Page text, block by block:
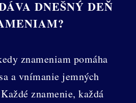
DNEŠNÝ DEŇ
znameniam pomáha
a vnímanie jemných
znamenie, každá